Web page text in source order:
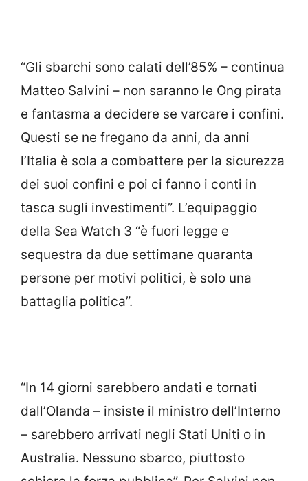
“Gli sbarchi sono calati dell’85% – continua
Matteo Salvini – non saranno le Ong pirata
e fantasma a decidere se varcare i confini.
Questi se ne fregano da anni, da anni
l’Italia è sola a combattere per la sicurezza
dei suoi confini e poi ci fanno i conti in
tasca sugli investimenti”. L’equipaggio
della Sea Watch 3 “è fuori legge e
sequestra da due settimane quaranta
persone per motivi politici, è solo una
battaglia politica”.
“In 14 giorni sarebbero andati e tornati
dall’Olanda – insiste il ministro dell’Interno
– sarebbero arrivati negli Stati Uniti o in
Australia. Nessuno sbarco, piuttosto